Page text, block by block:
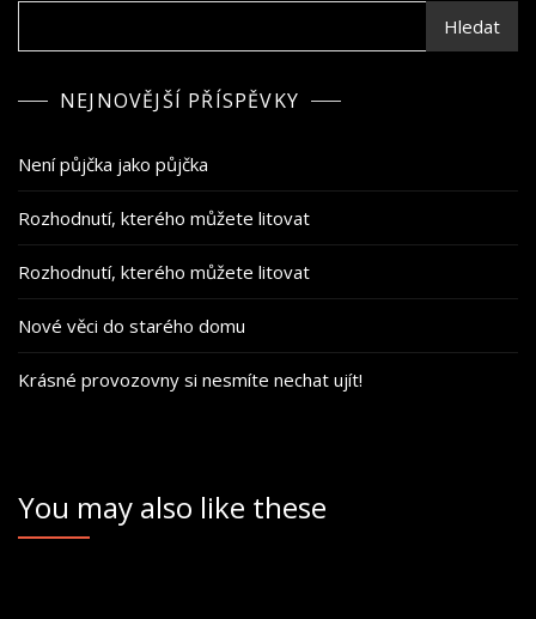
Hledat
NEJNOVĚJŠÍ PŘÍSPĚVKY
Není půjčka jako půjčka
Rozhodnutí, kterého můžete litovat
Rozhodnutí, kterého můžete litovat
Nové věci do starého domu
Krásné provozovny si nesmíte nechat ujít!
You may also like these